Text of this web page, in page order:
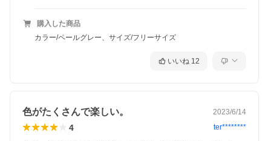
購入した商品
カラー/ペールグレー、サイズ/フリーサイズ
いいね 12
色がたくさんで楽しい。 2023/6/14
4 ter********